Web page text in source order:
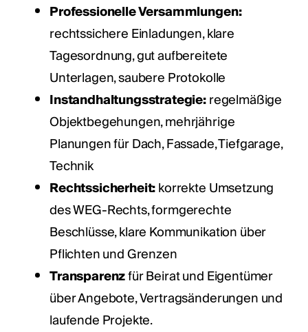
Professionelle Versammlungen:
rechtssichere Einladungen, klare
Tagesordnung, gut aufbereitete
Unterlagen, saubere Protokolle
Instandhaltungsstrategie:regelmäßige
Objektbegehungen, mehrjährige
Planungen für Dach, Fassade, Tiefgarage,
Technik
Rechtssicherheit:korrekte Umsetzung
des WEG-Rechts, formgerechte
Beschlüsse, klare Kommunikation über
Pflichten und Grenzen
Transparenzfür Beirat und Eigentümer
über Angebote, Vertragsänderungen und
laufende Projekte.